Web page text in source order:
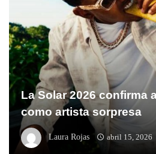
La Solar 2026 confirma
como artista sorpresa
Laura Rojas abril 15, 2026